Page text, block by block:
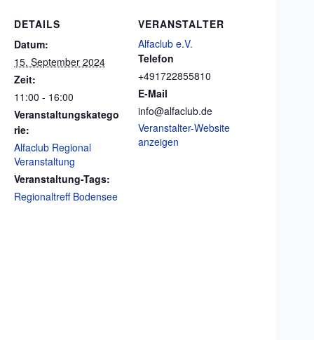
DETAILS
Datum:
15. September 2024
Zeit:
11:00 - 16:00
Veranstaltungskatego
rie:
Alfaclub Regional
Veranstaltung
Veranstaltung-Tags:
Regionaltreff Bodensee
VERANSTALTER
Alfaclub e.V.
Telefon
+491722855810
E-Mail
info@alfaclub.de
Veranstalter-Website
anzeigen